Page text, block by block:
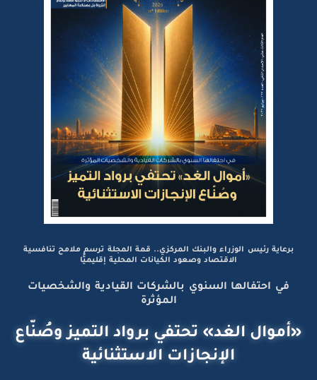
برعاية رئيس الوزراء والبنك المركزي.. قمة المجلة ترسم ملامح تنافسية
الاقتصاد وصعود الكيانات المحلية إقليميًّا
في احتفالها السنوي بالشركات القيادية والشخصيات
المؤثرة
«أموال الغد» تحتفي برواد التميز وصُنّاع
الإنجازات الاستثنائية